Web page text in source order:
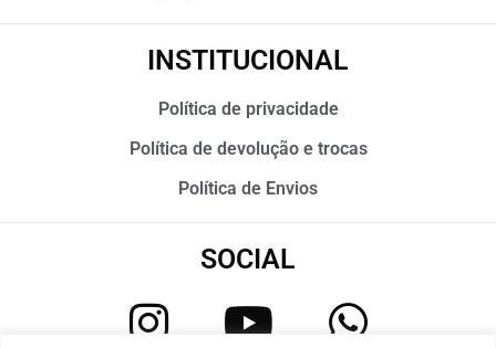
INSTITUCIONAL
Política de privacidade
Política de devolução e trocas
Política de Envios
SOCIAL